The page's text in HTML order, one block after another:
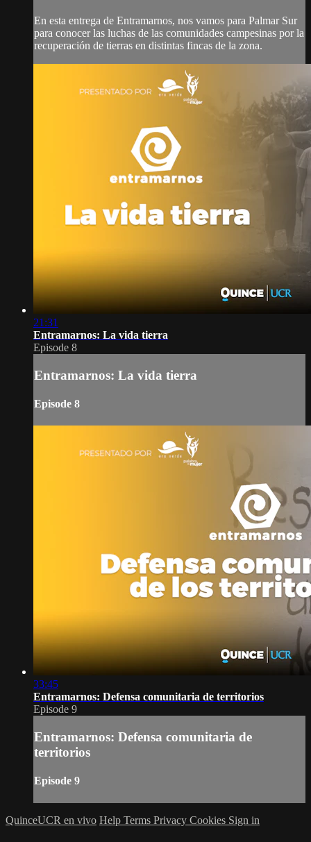
En esta entrega de Entramarnos, nos vamos para Palmar Sur
para conocer las luchas de las comunidades campesinas por la
recuperación de tierras en distintas fincas de la zona.
21:31
Entramarnos: La vida tierra
Episode 8
Entramarnos: La vida tierra
Episode 8
33:45
Entramarnos: Defensa comunitaria de territorios
Episode 9
Entramarnos: Defensa comunitaria de
territorios
Episode 9
QuinceUCR en vivo Help Terms Privacy Cookies Sign in